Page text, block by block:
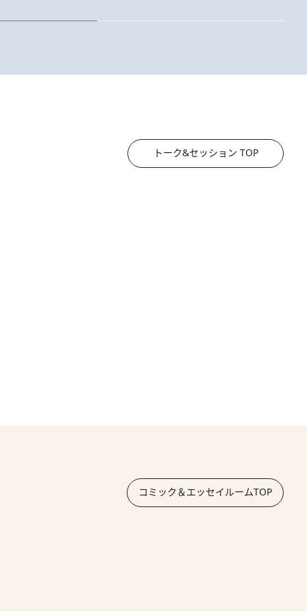
トーク&セッション TOP
コミック＆エッセイルームTOP